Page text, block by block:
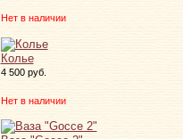
Нет в наличии
Колье
4 500 руб.
Нет в наличии